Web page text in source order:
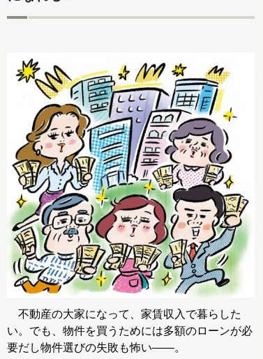
不動産の大家になって、家賃収入で暮らした
い。でも、物件を買うためには多額のローンが必
要だし物件選びの失敗も怖い――。